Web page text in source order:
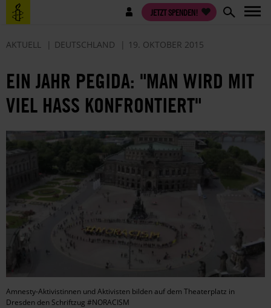
Direkt
zum
Benutzermenü JETZT SPENDEN!
AKTUELL DEUTSCHLAND 19. OKTOBER 2015
EIN JAHR PEGIDA: "MAN WIRD MIT
VIEL HASS KONFRONTIERT"
Amnesty-Aktivistinnen und Aktivisten bilden auf dem Theaterplatz in
Dresden den Schriftzug #NORACISM